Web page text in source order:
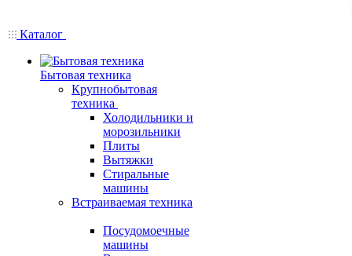
Каталог
Бытовая техника
Крупнобытовая
техника
Холодильники и
морозильники
Плиты
Вытяжки
Стиральные
машины
Встраиваемая техника
Посудомоечные
машины